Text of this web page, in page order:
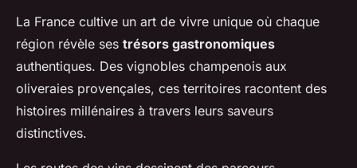
La France cultive un art de vivre unique où chaque
région révèle ses trésors gastronomiques
authentiques. Des vignobles champenois aux
oliveraies provençales, ces territoires racontent des
histoires millénaires à travers leurs saveurs
distinctives.